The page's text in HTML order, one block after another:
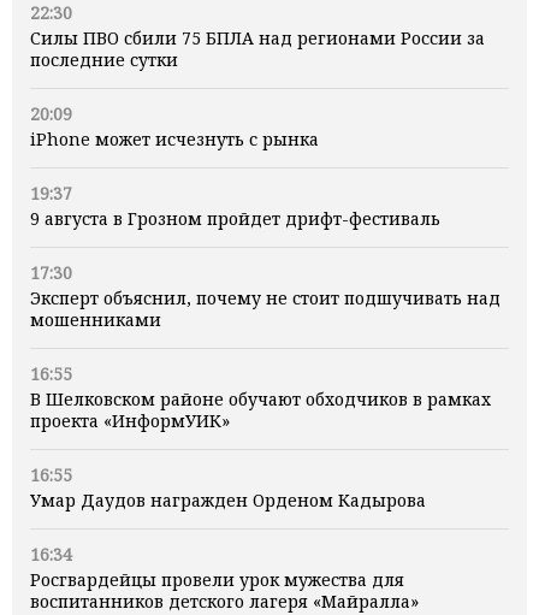
22:30
Силы ПВО сбили 75 БПЛА над регионами России за
последние сутки
20:09
iPhone может исчезнуть с рынка
19:37
9 августа в Грозном пройдет дрифт-фестиваль
17:30
Эксперт объяснил, почему не стоит подшучивать над
мошенниками
16:55
В Шелковском районе обучают обходчиков в рамках
проекта «ИнформУИК»
16:55
Умар Даудов награжден Орденом Кадырова
16:34
Росгвардейцы провели урок мужества для
воспитанников детского лагеря «Майралла»